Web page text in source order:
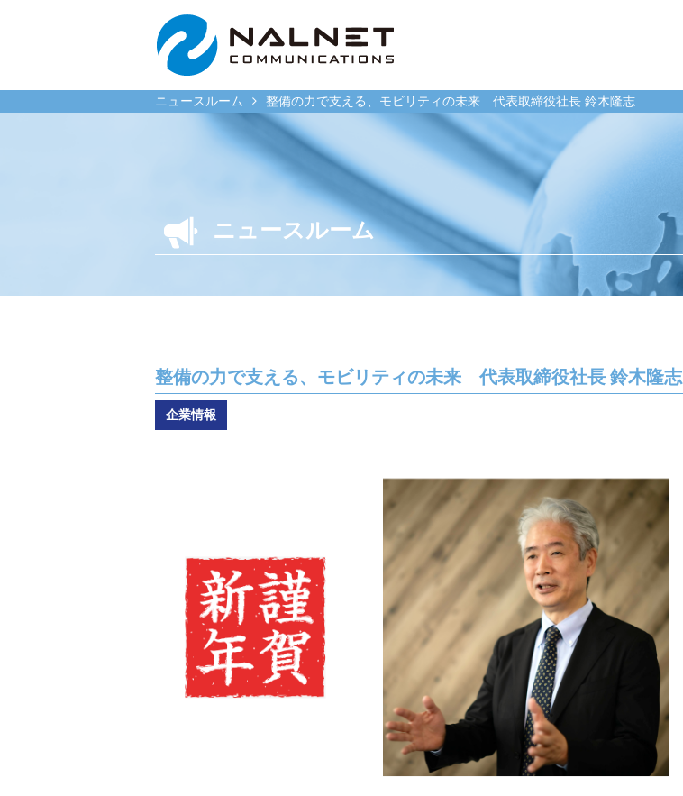
ニュースルーム 整備の力で支える、モビリティの未来 代表取締役社長 鈴木隆志
ニュースルーム
整備の力で支える、モビリティの未来 代表取締役社長 鈴木隆志
企業情報
リース会社のお客様
自動車メンテナンス受託
(MJS)
車両買取
福祉車両メンテナンス
一般企業のお客様
自動車メンテナンス受託
(NMS)
なるほどネット
整備工場のお客様
整備業務提携
momoCan
モビノワ
CLOSE